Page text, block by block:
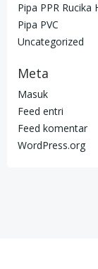
Pipa PPR
Pipa PVC
Uncategorized
Meta
Masuk
Feed entri
Feed komentar
WordPress.org